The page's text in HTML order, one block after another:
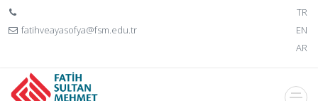
fatihveayasofya@fsm.edu.tr
TR
EN
AR